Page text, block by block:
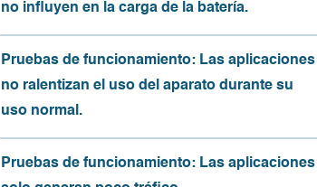
no influyen en la carga de la batería.
Pruebas de funcionamiento: Las aplicaciones
no ralentizan el uso del aparato durante su
uso normal.
Pruebas de funcionamiento: Las aplicaciones